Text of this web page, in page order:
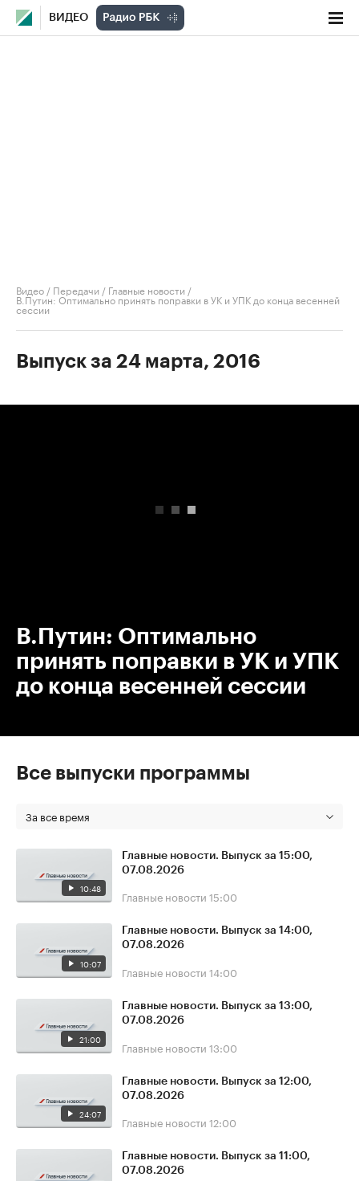
ВИДЕО
Видео / Передачи / Главные новости /
В.Путин: Оптимально принять поправки в УК и УПК до конца весенней
сессии
Выпуск за 24 марта, 2016
В.Путин: Оптимально
принять поправки в УК и УПК
до конца весенней сессии
Все выпуски программы
За все время
10:48
Главные новости. Выпуск за 15:00,
07.08.2026
Главные новости 15:00
10:07
Главные новости. Выпуск за 14:00,
07.08.2026
Главные новости 14:00
21:00
Главные новости. Выпуск за 13:00,
07.08.2026
Главные новости 13:00
24:07
Главные новости. Выпуск за 12:00,
07.08.2026
Главные новости 12:00
Главные новости. Выпуск за 11:00,
07.08.2026